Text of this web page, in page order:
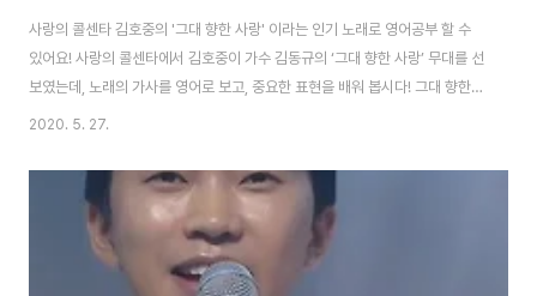
사랑의 콜센타 김호중의 '그대 향한 사랑' 이라는 인기 노래로 영어공부 할 수
있어요! 사랑의 콜센타에서 김호중이 가수 김동규의 ‘그대 향한 사랑’ 무대를 선
보였는데, 노래의 가사를 영어로 보고, 중요한 표현을 배워 봅시다! 그대 향한
사랑 My Love for You 하룻밤의 꿈이 었던가 / Was it a night’s dream?
나의 붉은 치마폭에 안기어 / Buried within the folds of my crimson
skirt 동정끈 입에 물던 님은 / You were holding the dong-jung string
(a part of traditional dress, Hanbo..
2020. 5. 27.